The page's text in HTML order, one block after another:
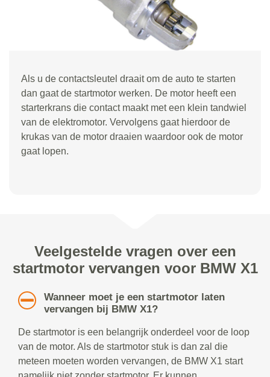
Als u de contactsleutel draait om de auto te starten
dan gaat de startmotor werken. De motor heeft een
starterkrans die contact maakt met een klein tandwiel
van de elektromotor. Vervolgens gaat hierdoor de
krukas van de motor draaien waardoor ook de motor
gaat lopen.
Veelgestelde vragen over een
startmotor vervangen voor BMW X1
Wanneer moet je een startmotor laten
vervangen bij BMW X1?
De startmotor is een belangrijk onderdeel voor de loop
van de motor. Als de startmotor stuk is dan zal die
meteen moeten worden vervangen, de BMW X1 start